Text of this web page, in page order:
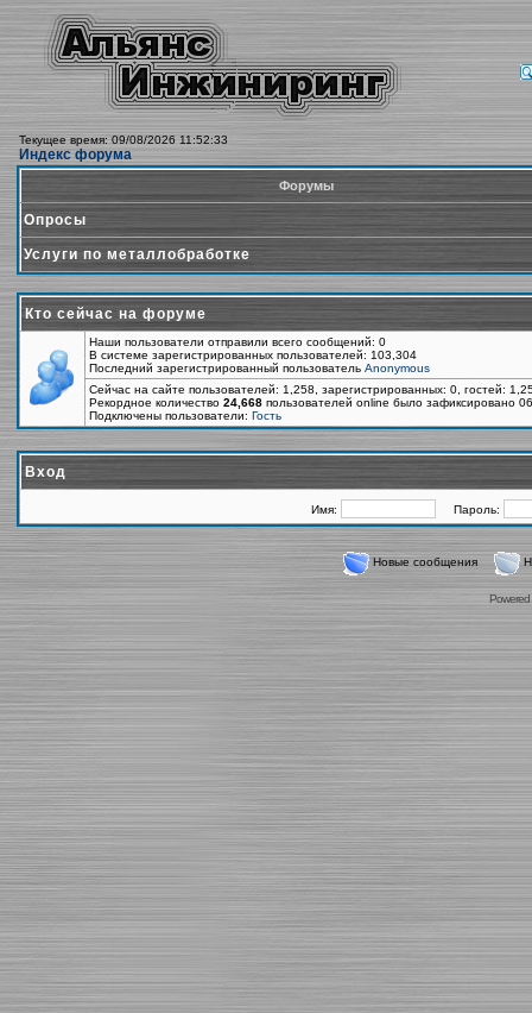
Текущее время: 09/08/2026 11:52:33
Индекс форума
Форумы
Опросы
Услуги по металлобработке
Кто сейчас на форуме
Наши пользователи отправили всего сообщений: 0
В системе зарегистрированных пользователей: 103,304
Последний зарегистрированный пользователь Anonymous
Сейчас на сайте пользователей: 1,258, зарегистрированных: 0, гостей:
Рекордное количество 24,668 пользователей online было зафиксировано
Подключены пользователи: Гость
Вход
Имя: Пароль:
Новые сообщения